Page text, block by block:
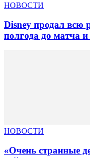
НОВОСТИ
Disney продал всю
полгода до матча
НОВОСТИ
«Очень странные